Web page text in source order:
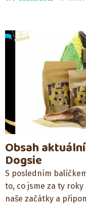
Obsah
Dogsie
S posledním
to, co jsme za ty
naše začátky a